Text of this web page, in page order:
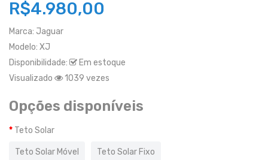
R$4.980,00
Marca: Jaguar
Modelo: XJ
Disponibilidade:
Em estoque
Visualizado
1039 vezes
Opções disponíveis
Teto Solar
Teto Solar Móvel Teto Solar Fixo